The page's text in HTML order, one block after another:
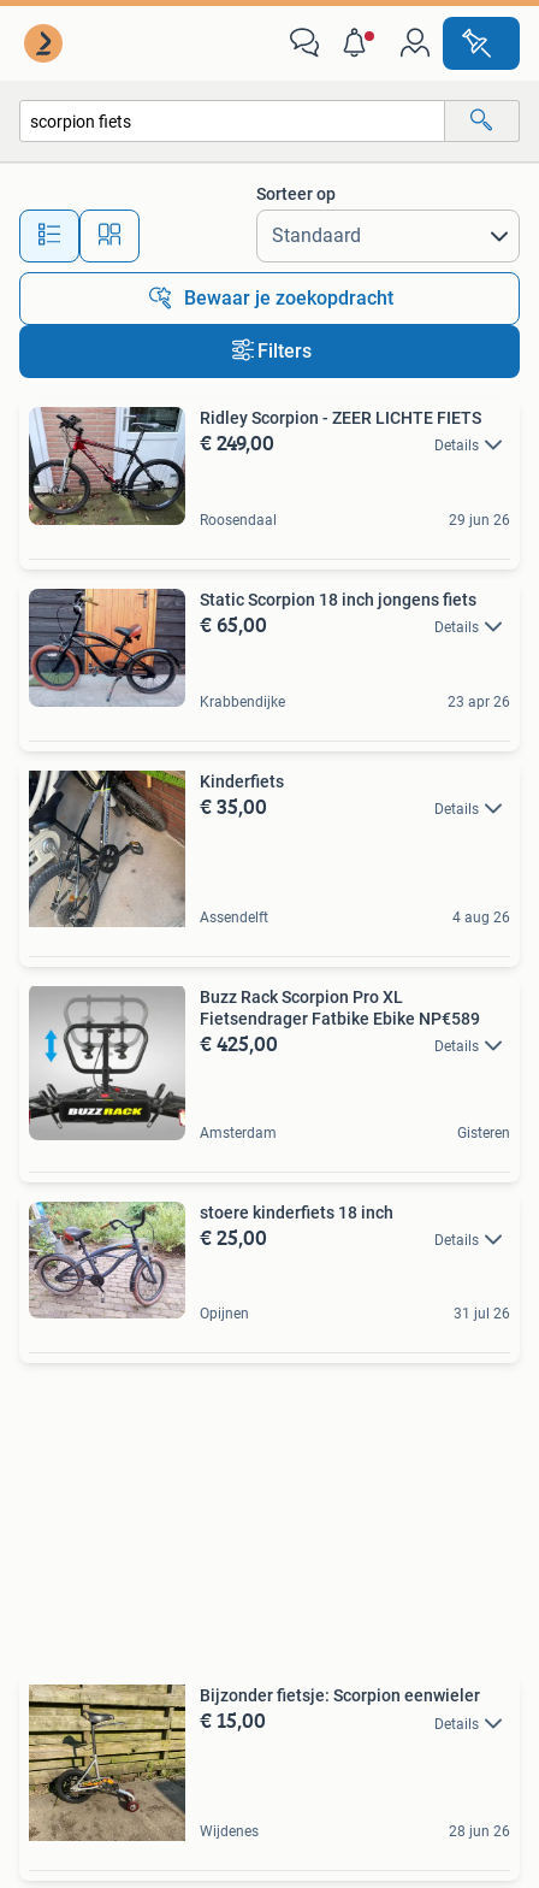
Alle afstanden…
Sorteer op
Bewaar je zoekopdracht
Filters
Ridley Scorpion - ZEER LICHTE FIETS
€ 249,00 Details
Roosendaal 29 jun 26
Static Scorpion 18 inch jongens fiets
€ 65,00 Details
Krabbendijke 23 apr 26
Kinderfiets
€ 35,00 Details
Assendelft 4 aug 26
Buzz Rack Scorpion Pro XL
Fietsendrager Fatbike Ebike NP€589
€ 425,00 Details
Amsterdam Gisteren
stoere kinderfiets 18 inch
€ 25,00 Details
Opijnen 31 jul 26
Bijzonder fietsje: Scorpion eenwieler
€ 15,00 Details
Wijdenes 28 jun 26